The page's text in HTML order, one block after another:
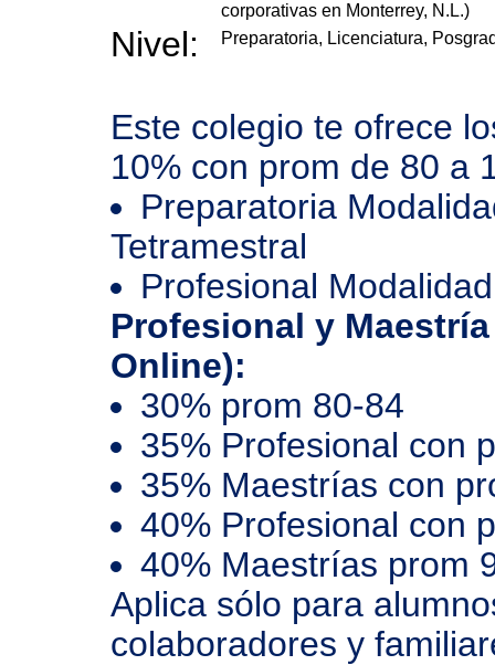
corporativas en Monterrey, N.L.)
Nivel: Preparatoria, Licenciatura,
Este colegio te ofrece
10% con prom de 80 a
Preparatoria
Tetramestral
Profesional
Profesional y
Online):
30% prom 80-84
35% Profesional con
35% Maestrías con
40% Profesional con
40% Maestrías prom
Aplica sólo para
colaboradores y